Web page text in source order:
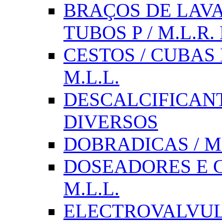
BRAÇOS DE
TUBOS P /
CESTOS /
M.L.L.
DIVERSOS
DOBRADICAS /
DOSEADORES E
M.L.L.